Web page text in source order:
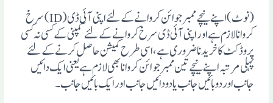
(نوٹ)اپنے نیچے ممبر جوائن کروانے کے لئے اپنی آ ئی ڈی(ID) سرخ
کروانا لازم ہے اور اپنی آ ئی ڈی سرخ کروانے کے لئے کمپنی کے کسی نہ کسی
پروڈکٹ کا خریدنا ضروری ہے، اسی طرح کمیشن حاصل کرنے کے لئے
پہلی مرتبہ اپنے نیچے تین ممبرجوائن کروانا بھی لازم ہے یعنی ایک دائیں
جانب اور دو بائیں جانب یا دو دائیں جانب اور ایک بائیں جانب ۔